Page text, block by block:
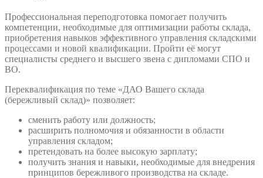
Профессиональная переподготовка помогает получить
компетенции, необходимые для оптимизации работы склада,
приобретения навыков эффективного управления складскими
процессами и новой квалификации. Пройти её могут
специалисты среднего и высшего звена с дипломами СПО и
ВО.
Переквалификация по теме «ДАО Вашего склада
(бережливый склад)» позволяет:
сменить работу или должность;
расширить полномочия и обязанности в области
управления складом;
претендовать на более высокую зарплату;
получить знания и навыки, необходимые для внедрения
принципов бережливого производства на складе.